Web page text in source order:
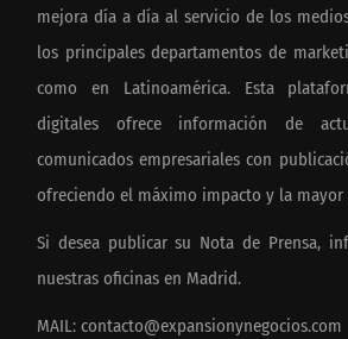
mejora día a día al servicio de los
los principales departamentos de
como en Latinoamérica. Esta
digitales ofrece información de
comunicados empresariales con
ofreciendo el máximo impacto y la
Si desea publicar su Nota de Prensa,
nuestras oficinas en Madrid.
MAIL: contacto@expansionynegocios.com